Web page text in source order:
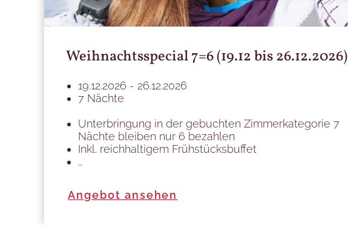
Weihnachtsspecial 7=6 (19.12 bis 26.12.2026)
19.12.2026 - 26.12.2026
7 Nächte
Unterbringung in der gebuchten Zimmerkategorie 7
Nächte bleiben nur 6 bezahlen
Inkl. reichhaltigem Frühstücksbuffet
…
Angebot ansehen